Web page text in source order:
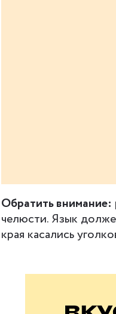
Обратить внимание:
челюсти. Язык
края касались